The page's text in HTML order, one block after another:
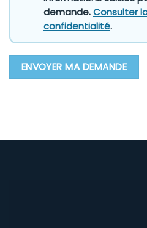
demande.Consulter
confidentialité.